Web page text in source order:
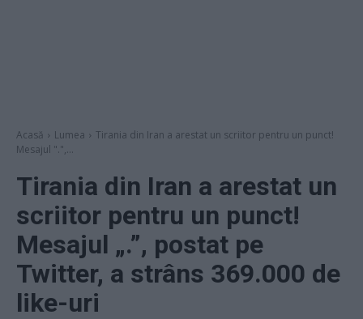
Acasă Lumea
Tirania din Iran a arestat un scriitor pentru un punct!
Mesajul ".",...
Tirania din Iran a arestat un
scriitor pentru un punct!
Mesajul „.”, postat pe
Twitter, a strâns 369.000 de
like-uri